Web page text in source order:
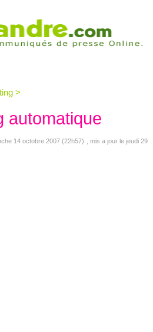
>
automatique
14 octobre 2007 (22h57)
, mis a jour le jeudi 29